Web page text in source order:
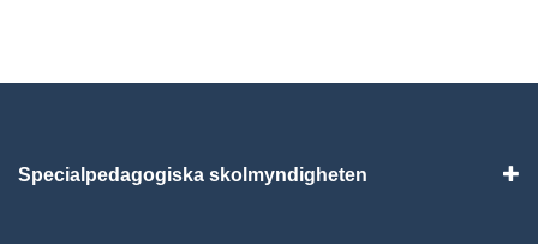
Specialpedagogiska skolmyndigheten